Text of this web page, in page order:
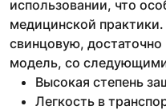
использовании, что
медицинской
свинцовую,
модель, со
Высокая степень
Легкость в